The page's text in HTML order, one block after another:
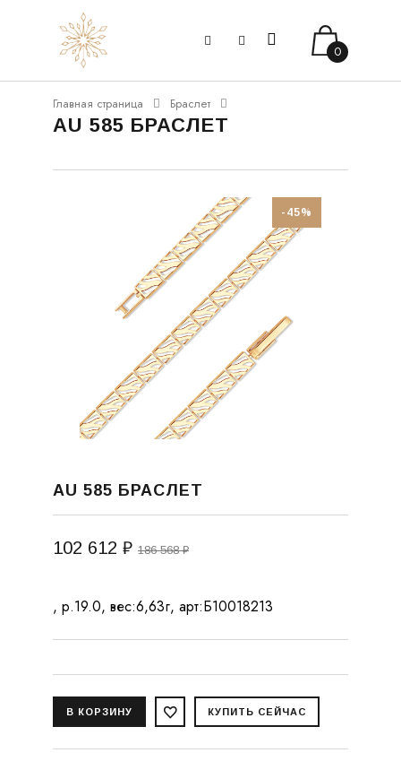
0
Главная страница Браслет
AU 585 БРАСЛЕТ
-45%
AU 585 БРАСЛЕТ
102 612 ₽ 186 568 ₽
, р.19.0, вес:6,63г, арт:Б10018213